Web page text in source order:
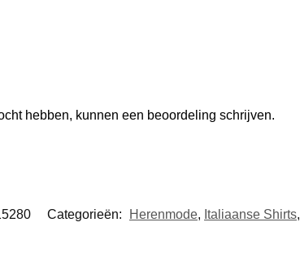
hebben, kunnen een beoordeling schrijven.
Categorieën: Herenmode, Italiaanse Shirts,